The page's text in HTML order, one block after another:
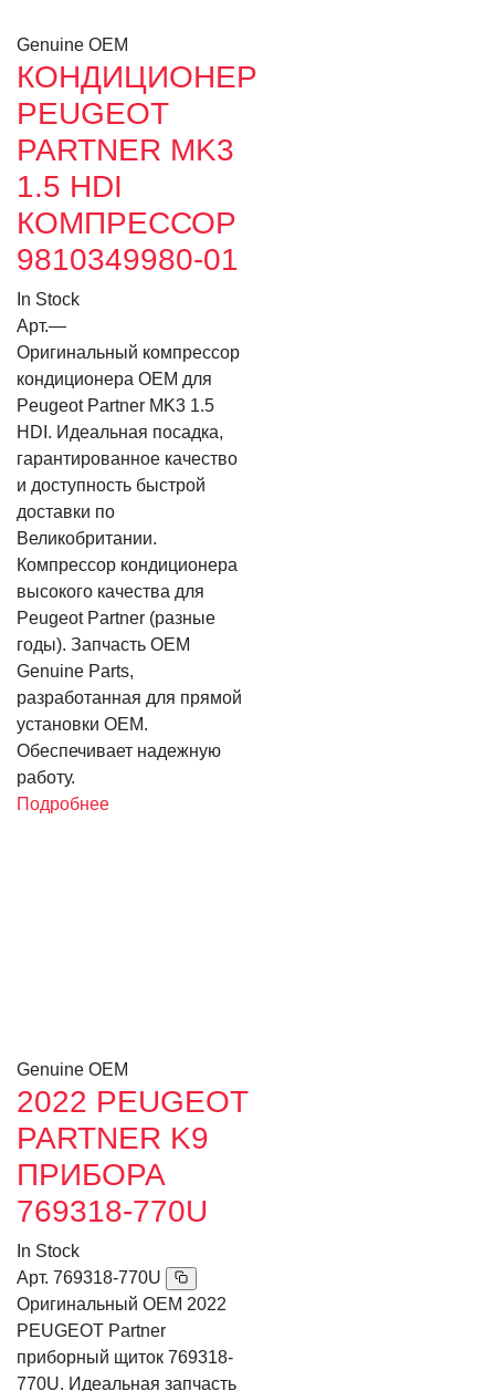
Genuine OEM
КОНДИЦИОНЕР
PEUGEOT
PARTNER MK3
1.5 HDI
КОМПРЕССОР
9810349980-01
In Stock
Арт.—
Оригинальный компрессор
кондиционера OEM для
Peugeot Partner MK3 1.5
HDI. Идеальная посадка,
гарантированное качество
и доступность быстрой
доставки по
Великобритании.
Компрессор кондиционера
высокого качества для
Peugeot Partner (разные
годы). Запчасть OEM
Genuine Parts,
разработанная для прямой
установки OEM.
Обеспечивает надежную
работу.
Подробнее
Genuine OEM
2022 PEUGEOT
PARTNER K9
ПРИБОРА
769318-770U
In Stock
Арт. 769318-770U
Оригинальный OEM 2022
PEUGEOT Partner
приборный щиток 769318-
770U. Идеальная запчасть